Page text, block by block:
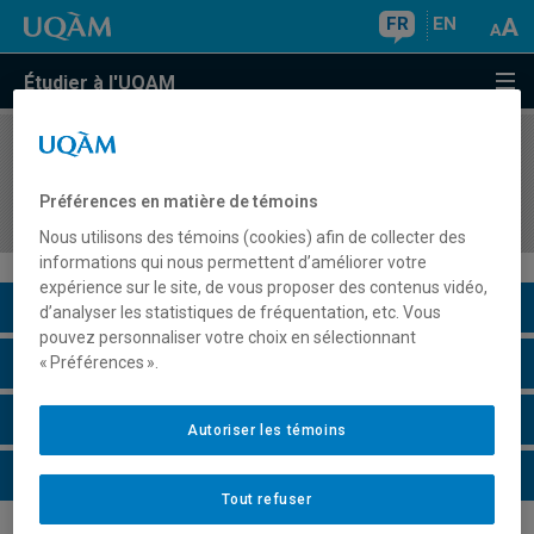
FR EN
Étudier à l'UQAM
COURS//
citoyenneté québécoise en milieu de pratique
Description du cours
Horaire - Été 2026
Horaire - Automne 2026
Horaire - Hiver 2027
Préférences en matière de témoins
Nous utilisons des témoins (cookies) afin de collecter des
informations qui nous permettent d’améliorer votre
expérience sur le site, de vous proposer des contenus vidéo,
d’analyser les statistiques de fréquentation, etc. Vous
pouvez personnaliser votre choix en sélectionnant
« Préférences ».
Tout refuser
Autoriser les témoins